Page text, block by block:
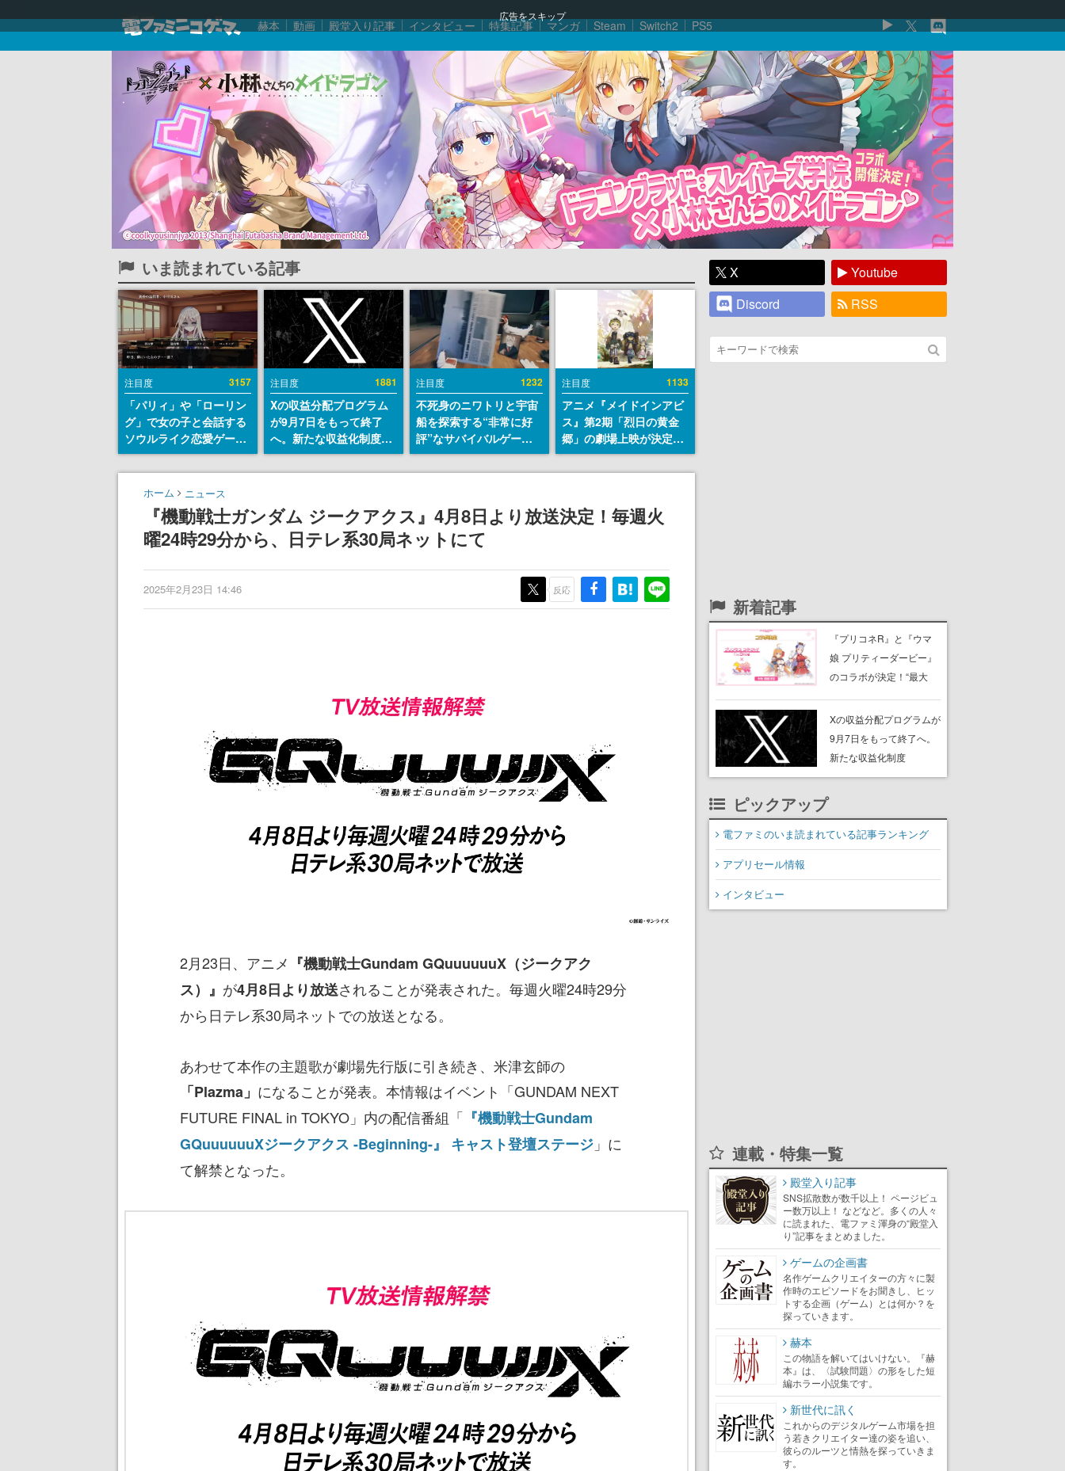
広告をスキップ
赫本 動画 殿堂入り記事 インタビュー 特集記事 マンガ Steam Switch2 PS5
いま読まれている記事
注目度 3157
「パリィ」や「ローリン
グ」で女の子と会話する
ソウルライク恋愛ゲーム
『小早川さんはソウルラ
イク』無料公開。返事に
失敗すると「YOU
DIED」
注目度 1881
Xの収益分配プログラム
が9月7日をもって終了
へ。新たな収益化制度
「Original Content
Rewards Program」を
注目度 1232
不死身のニワトリと宇宙
船を探索する“非常に好
評”なサバイバルゲーム
『Breathedge』が無料
で配布中。入手できる期
注目度 1133
アニメ『メイドインアビ
ス』第2期「烈日の黄金
郷」の劇場上映が決定！
レグ役・伊瀬茉莉也さん
らが登壇する舞台挨拶も
ホーム ニュース
『機動戦士ガンダム ジークアクス』4月8日より放送決定！毎週火
曜24時29分から、日テレ系30局ネットにて
2025年2月23日 14:46 反応
2月23日、アニメ 『機動戦士Gundam GQuuuuuuX（ジークアク
ス）』 が4月8日より放送されることが発表された。毎週火曜24時29分
から日テレ系30局ネットでの放送となる。
あわせて本作の主題歌が劇場先行版に引き続き、米津玄師の
「Plazma」 になることが発表。本情報はイベント「GUNDAM NEXT
FUTURE FINAL in TOKYO」内の配信番組「 『機動戦士Gundam
GQuuuuuuXジークアクス -Beginning-』 キャスト登壇ステージ 」に
て解禁となった。
X
Youtube
Discord
RSS
新着記事
『プリコネR』と『ウマ
娘 プリティーダービー』
のコラボが決定！“最大
ンペーンなども発表
Xの収益分配プログラムが
9月7日をもって終了へ。
新たな収益化制度
「Original Content
ピックアップ
電ファミのいま読まれている記事ランキング
アプリセール情報
インタビュー
連載・特集一覧
殿堂入り記事
SNS拡散数が数千以上！ ページビュ
ー数万以上！ などなど。多くの人々
に読まれた、電ファミ渾身の“殿堂入
り”記事をまとめました。
ゲームの企画書
名作ゲームクリエイターの方々に製
作時のエピソードをお聞きし、ヒッ
トする企画（ゲーム）とは何か？を
探っていきます。
赫本
この物語を解いてはいけない。『赫
本』は、〈試験問題〉の形をした短
編ホラー小説集です。
新世代に訊く
これからのデジタルゲーム市場を担
う若きクリエイター達の姿を追い、
彼らのルーツと情熱を探っていきま
す。